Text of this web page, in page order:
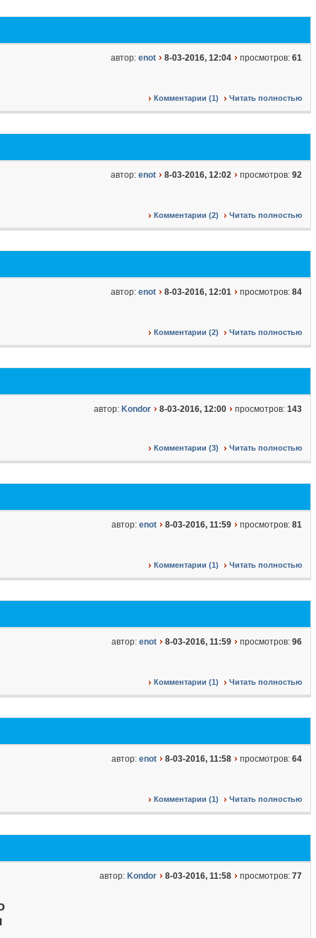
автор: enot 8-03-2016, 12:04 просмотров: 61
Комментарии (1) Читать полностью
автор: enot 8-03-2016, 12:02 просмотров: 92
Комментарии (2) Читать полностью
автор: enot 8-03-2016, 12:01 просмотров: 84
Комментарии (2) Читать полностью
автор: Kondor 8-03-2016, 12:00 просмотров: 143
Комментарии (3) Читать полностью
автор: enot 8-03-2016, 11:59 просмотров: 81
Комментарии (1) Читать полностью
автор: enot 8-03-2016, 11:59 просмотров: 96
Комментарии (1) Читать полностью
автор: enot 8-03-2016, 11:58 просмотров: 64
Комментарии (1) Читать полностью
автор: Kondor 8-03-2016, 11:58 просмотров: 77